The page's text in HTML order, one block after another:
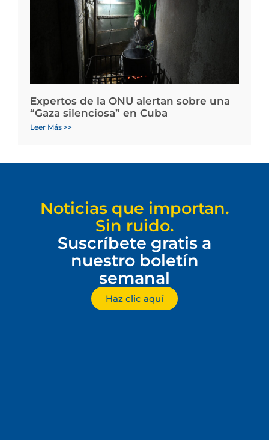
Expertos de la ONU alertan sobre una
“Gaza silenciosa” en Cuba
Leer Más >>
Noticias que importan.
Sin ruido.
Suscríbete gratis a
nuestro boletín
semanal
Haz clic aquí